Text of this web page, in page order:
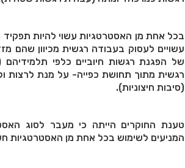
בכל אחת מן האסטרטגיות עשוי להיות תפקיד
עשויים לעסוק בעבודה רגשית מכיוון שהם
של הפגנת רגשות חיוביים כלפי תלמידיהם
רגשית מתוך תחושת כפייה- על מנת לרצות
(סיבות חיצוניות).
טענת החוקרים הייתה כי מעבר לסוג
המניעים לשימוש בכל אחת מן האסטרטגיות